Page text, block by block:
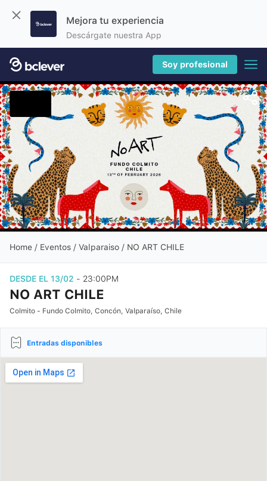
Mejora tu experiencia
Descárgate nuestra App
Soy profesional
Home / Eventos / Valparaiso / NO ART CHILE
DESDE EL 13/02 - 23:00PM
NO ART CHILE
Colmito - Fundo Colmito, Concón, Valparaíso, Chile
Entradas disponibles